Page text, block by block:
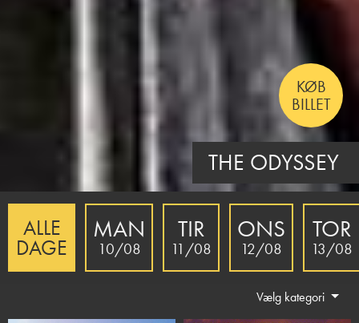
KØB
BILLET
THE INVITE
ALLE
DAGE
MAN
10/08
TIR
11/08
ONS
12/08
TOR
13/08
Vælg kategori